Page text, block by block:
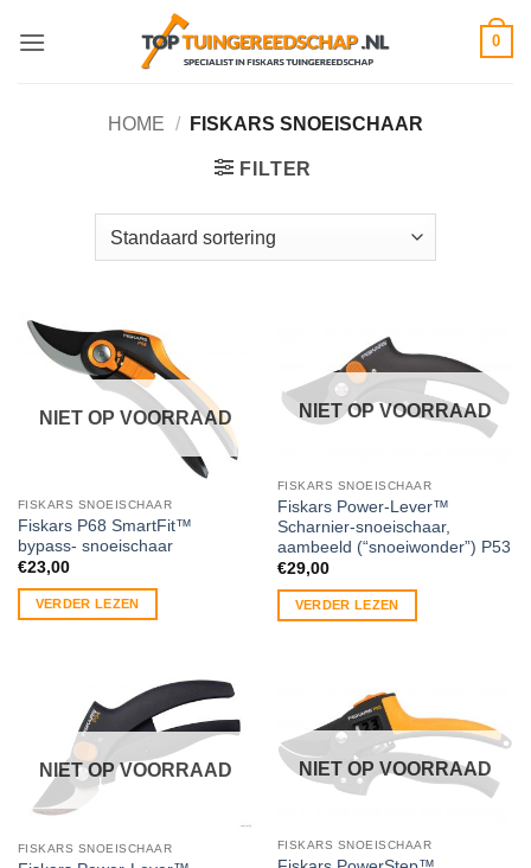
naar
0
HOME / FISKARS SNOEISCHAAR
FILTER
NIET OP VOORRAAD
FISKARS SNOEISCHAAR
Fiskars P68 SmartFit™
bypass- snoeischaar
€23,00
VERDER LEZEN
NIET OP VOORRAAD
FISKARS SNOEISCHAAR
Fiskars Power-Lever™
Scharnier-snoeischaar,
aambeeld (“snoeiwonder”) P53
€29,00
VERDER LEZEN
NIET OP VOORRAAD
FISKARS SNOEISCHAAR
NIET OP VOORRAAD
FISKARS SNOEISCHAAR